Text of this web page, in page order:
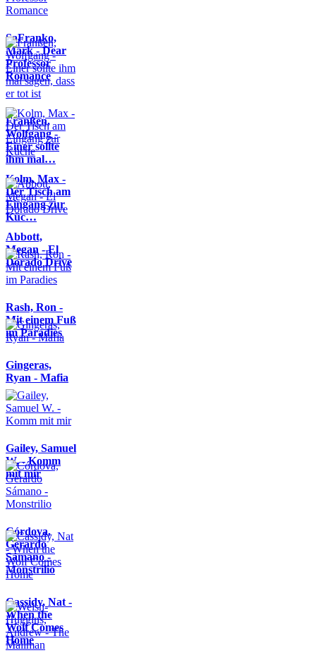
SaFranko,
Mark - Dear
Professor
Romance
Franßen,
Wolfgang -
Einer sollte
ihm mal…
Kolm, Max -
Der Tisch am
Eingang zur
Küc…
Abbott,
Megan - El
Dorado Drive
Rash, Ron -
Mit einem Fuß
im Paradies
Gingeras,
Ryan - Mafia
Gailey, Samuel
W. - Komm
mit mir
Córdova,
Gerardo
Sámano -
Monstrilio
Cassidy, Nat -
When the
Wolf Comes
Home